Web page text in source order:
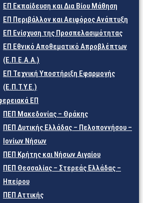
ΕΠ Εκπαίδευση και Δια Βίου Μάθηση
ΕΠ Περιβάλλον και Αειφόρος Ανάπτυξη
ΕΠ Ενίσχυση της Προσπελασιμότητας
ΕΠ Εθνικό Αποθεματικό Απροβλέπτων
(Ε.Π.Ε.Α.Α.)
ΕΠ Τεχνική Υποστήριξη Εφαρμογής
(Ε.Π.Τ.Υ.Ε.)
ΕΠ
ΠΕΠ Μακεδονίας – Θράκης
ΠΕΠ Δυτικής Ελλάδας – Πελοποννήσου –
Ιονίων Νήσων
ΠΕΠ Κρήτης και Νήσων Αιγαίου
ΠΕΠ Θεσσαλίας – Στερεάς Ελλάδας –
Ηπείρου
ΠΕΠ Αττικής